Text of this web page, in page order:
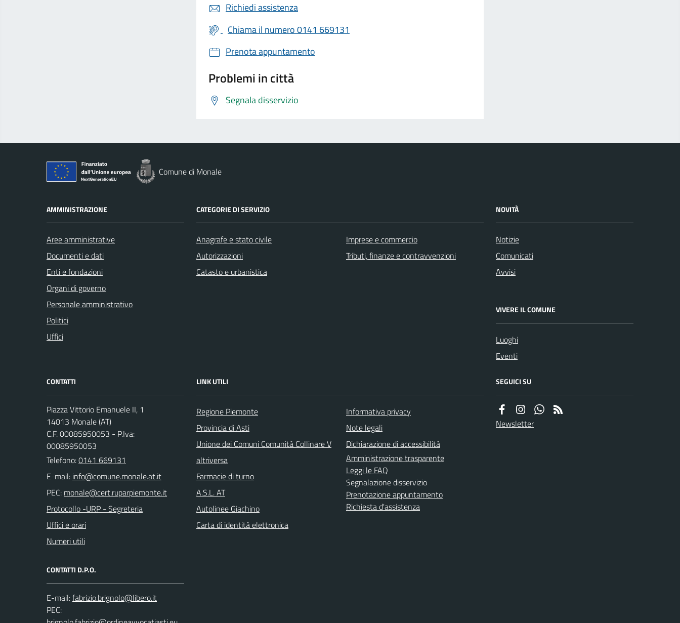
Richiedi assistenza
Chiama il numero 0141 669131
Prenota appuntamento
Problemi in città
Segnala disservizio
Comune di Monale
AMMINISTRAZIONE
Aree amministrative
Documenti e dati
Enti e fondazioni
Organi di governo
Personale amministrativo
Politici
Uffici
CATEGORIE DI SERVIZIO
Anagrafe e stato civile
Autorizzazioni
Catasto e urbanistica
Imprese e commercio
Tributi, finanze e contravvenzioni
NOVITÀ
Notizie
Comunicati
Avvisi
VIVERE IL COMUNE
Luoghi
Eventi
CONTATTI
Piazza Vittorio Emanuele II, 1
14013 Monale (AT)
C.F. 00085950053 - P.Iva:
00085950053
Telefono:0141 669131
E-mail:
PEC:
Protocollo -URP - Segreteria
Uffici e orari
Numeri utili
CONTATTI D.P.O.
E-mail:
PEC:
LINK UTILI
Regione Piemonte
Provincia di Asti
Unione dei Comuni Comunità Collinare V
altriversa
Farmacie di turno
A.S.L. AT
Autolinee Giachino
Carta di identità elettronica
Informativa privacy
Note legali
Dichiarazione di accessibilità
Amministrazione trasparente
Leggi le FAQ
Segnalazione disservizio
Prenotazione appuntamento
Richiesta d'assistenza
SEGUICI SU
Newsletter